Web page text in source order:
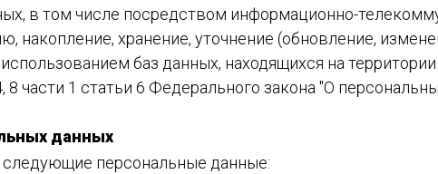
в том числе посредством информационно-
накопление, хранение, уточнение (обновление,
баз данных, находящихся на
8 части 1 статьи 6 Федерального закона "О
данных
персональные данные: